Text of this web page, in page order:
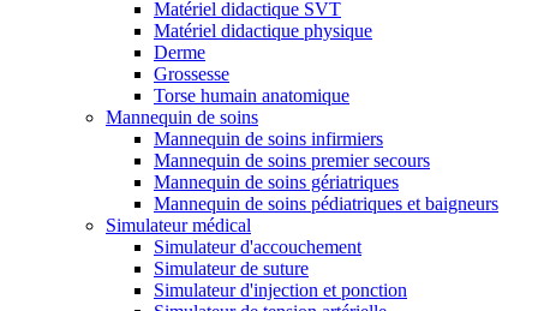
Matériel didactique SVT
Matériel didactique physique
Derme
Grossesse
Torse humain anatomique
Mannequin de soins
Mannequin de soins infirmiers
Mannequin de soins premier secours
Mannequin de soins gériatriques
Mannequin de soins pédiatriques et baigneurs
Simulateur médical
Simulateur d'accouchement
Simulateur de suture
Simulateur d'injection et ponction